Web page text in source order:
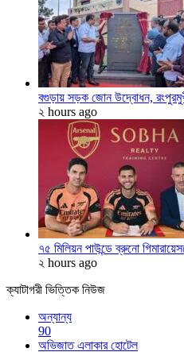
বগুড়ায় সড়ক জোন উদ্বোধন,
২ hours ago
৭৫ মিলিয়ন পাউন্ডে ব্রুনো
২ hours ago
ক্যাটাগরী ভিত্তিক নিউজ
অন্যান্য
90
অভিজাত এলাকার হোটেল